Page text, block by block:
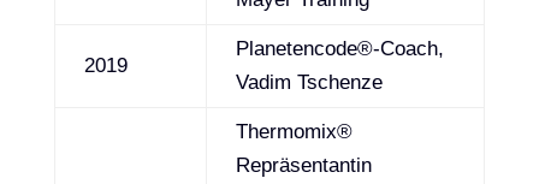
2019
Planetencode®-Coach,
Vadim Tschenze
Thermomix®
Repräsentantin